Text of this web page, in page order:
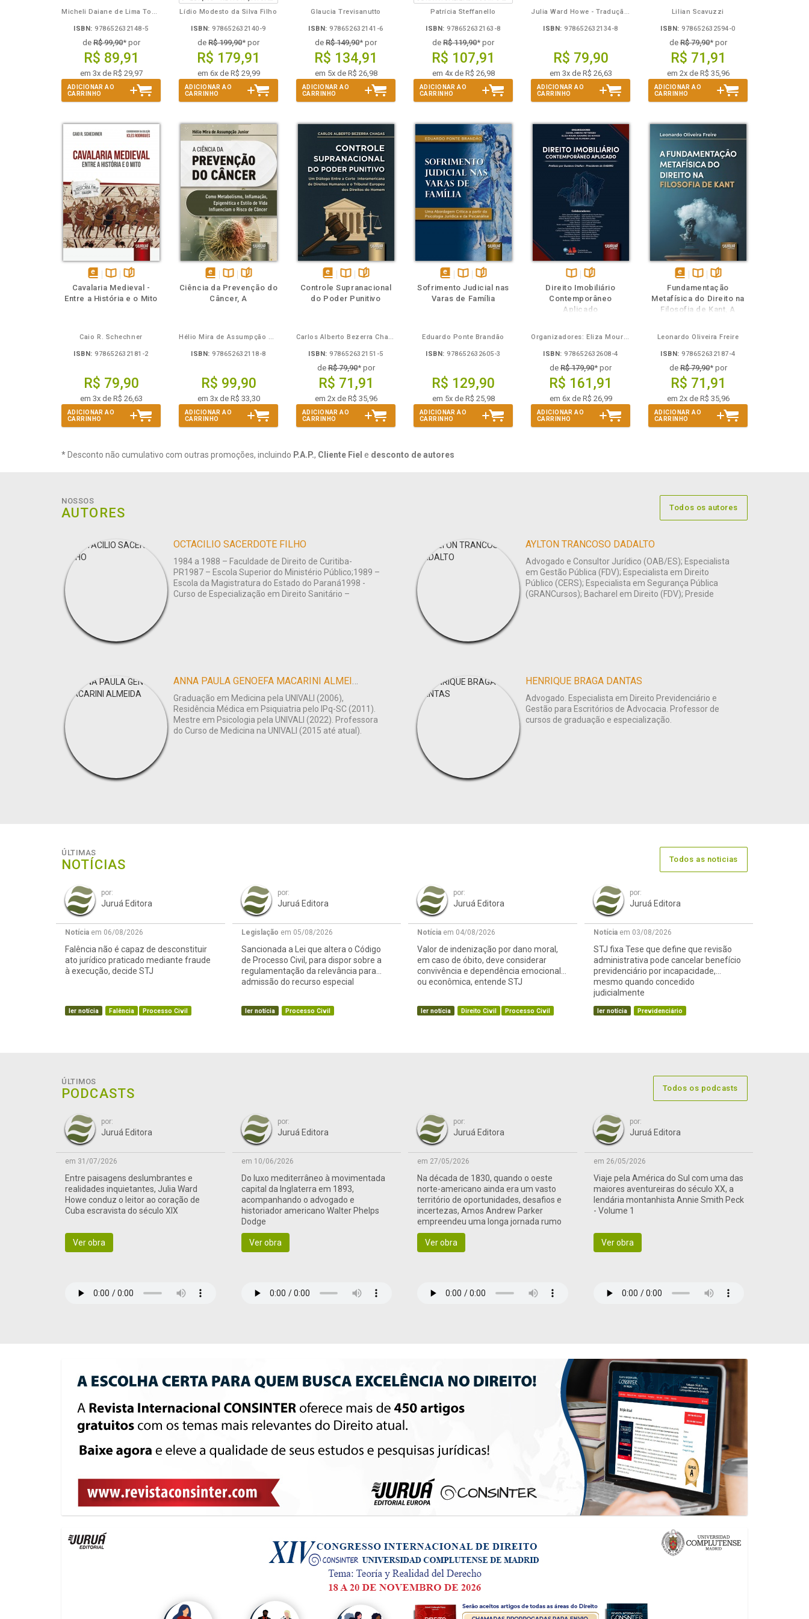
Micheli Daiane de Lima Toporowicz
ISBN: 978652632148-5
deR$ 99,90* por
R$ 89,91
em 3x de R$ 29,97
ADICIONAR AO
CARRINHO
Lídio Modesto da Silva Filho
ISBN: 978652632140-9
de R$ 199,90* por
R$ 179,91
em 6x de R$ 29,99
ADICIONAR AO
CARRINHO
Glaucia Trevisanutto
ISBN: 978652632141-6
de R$ 149,90* por
R$ 134,91
em 5x de R$ 26,98
ADICIONAR AO
CARRINHO
Patrícia Steffanello
ISBN: 978652632163-8
de R$ 119,90* por
R$ 107,91
em 4x de R$ 26,98
ADICIONAR AO
CARRINHO
Julia Ward Howe - Tradução: Osvaldo Ferreira de Carvalho
ISBN: 978652632134-8
R$ 79,90
em 3x de R$ 26,63
ADICIONAR AO
CARRINHO
Lilian Scavuzzi
ISBN: 978652632594-0
deR$ 79,90* por
R$ 71,91
em 2x de R$ 35,96
ADICIONAR AO
CARRINHO
disponível
em
Disponível
na
páginas
Cavalaria Medieval -
Entre a História e o Mito
Caio R. Schechner
ISBN: 978652632181-2
R$ 79,90
em 3x de R$ 26,63
ADICIONAR AO
CARRINHO
disponível
em
Disponível
na
páginas
Ciência da Prevenção do
Câncer, A
Hélio Mira de Assumpção Junior
ISBN: 978652632118-8
R$ 99,90
em 3x de R$ 33,30
ADICIONAR AO
CARRINHO
disponível
em
Disponível
na
páginas
Controle Supranacional
do Poder Punitivo
Carlos Alberto Bezerra Chagas
ISBN: 978652632151-5
deR$ 79,90* por
R$ 71,91
em 2x de R$ 35,96
ADICIONAR AO
CARRINHO
Também
disponível
em
Disponível
na
páginas
Sofrimento Judicial nas
Varas de Família
Eduardo Ponte Brandão
ISBN: 978652632605-3
R$ 129,90
em 5x de R$ 25,98
ADICIONAR AO
CARRINHO
Disponível
na
B.V.
páginas
Direito Imobiliário
Contemporâneo
Aplicado
Organizadores: Eliza Moura Navarro de Novaes, Rafael de Oliveira Lage, Daniel Ribeiro Pettersen
ISBN: 978652632608-4
de R$ 179,90* por
R$ 161,91
em 6x de R$ 26,99
ADICIONAR AO
CARRINHO
Também
disponível
em
eBook
Disponível
na
B.V.
páginas
Fundamentação
Metafísica do Direito na
Filosofia de Kant, A
Leonardo Oliveira Freire
ISBN: 978652632187-4
deR$ 79,90* por
R$ 71,91
em 2x de R$ 35,96
ADICIONAR AO
CARRINHO
* Desconto não cumulativo com outras promoções, incluindo P.A.P., Cliente Fiel e desconto de autores
NOSSOS
AUTORES Todos os autores
OCTACILIO SACERDOTE FILHO
1984 a 1988 – Faculdade de Direito de Curitiba-
PR1987 – Escola Superior do Ministério Público;1989 –
Escola da Magistratura do Estado do Paraná1998 -
Curso de Especialização em Direito Sanitário –
AYLTON TRANCOSO DADALTO
Advogado e Consultor Jurídico (OAB/ES); Especialista
em Gestão Pública (FDV); Especialista em Direito
Público (CERS); Especialista em Segurança Pública
(GRANCursos); Bacharel em Direito (FDV); Preside
ANNA PAULA GENOEFA MACARINI ALMEIDA
Graduação em Medicina pela UNIVALI (2006),
Residência Médica em Psiquiatria pelo IPq-SC (2011).
Mestre em Psicologia pela UNIVALI (2022). Professora
do Curso de Medicina na UNIVALI (2015 até atual).
HENRIQUE BRAGA DANTAS
Advogado. Especialista em Direito Previdenciário e
Gestão para Escritórios de Advocacia. Professor de
cursos de graduação e especialização.
ÚLTIMAS
NOTÍCIAS Todos as noticias
por:
Juruá Editora
Notícia em 06/08/2026
Falência não é capaz de desconstituir
ato jurídico praticado mediante fraude
à execução, decide STJ
ler notícia Falência Processo Civil
por:
Juruá Editora
Legislação em 05/08/2026
Sancionada a Lei que altera o Código
de Processo Civil, para dispor sobre a
regulamentação da relevância para
admissão do recurso especial
ler notícia Processo Civil
por:
Juruá Editora
Notícia em 04/08/2026
Valor de indenização por dano moral,
em caso de óbito, deve considerar
convivência e dependência emocional
ou econômica, entende STJ
ler notícia Direito Civil Processo Civil
por:
Juruá Editora
Notíciaem 03/08/2026
STJ fixa Tese que define que revisão
administrativa pode cancelar benefício
previdenciário por incapacidade,
mesmo quando concedido
judicialmente
ler notícia Previdenciário
ÚLTIMOS
PODCASTS Todos os podcasts
por:
Juruá Editora
em 31/07/2026
Entre paisagens deslumbrantes e
realidades inquietantes, Julia Ward
Howe conduz o leitor ao coração de
Cuba escravista do século XIX
Ver obra
por:
Juruá Editora
em 10/06/2026
Do luxo mediterrâneo à movimentada
capital da Inglaterra em 1893,
acompanhando o advogado e
historiador americano Walter Phelps
Dodge
Ver obra
por:
Juruá Editora
em 27/05/2026
Na década de 1830, quando o oeste
norte-americano ainda era um vasto
território de oportunidades, desafios e
incertezas, Amos Andrew Parker
empreendeu uma longa jornada rumo
às terras de fronteira
Ver obra
por:
Juruá Editora
em 26/05/2026
Viaje pela América do Sul com uma das
maiores aventureiras do século XX, a
lendária montanhista Annie Smith Peck
- Volume 1
Ver obra